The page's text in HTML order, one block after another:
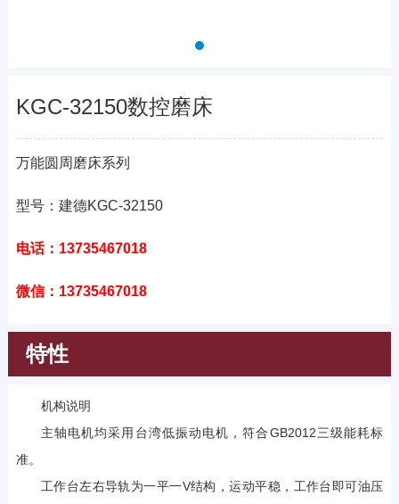
KGC-32150数控磨床
万能圆周磨床系列
型号：建德KGC-32150
电话：13735467018
微信：13735467018
特性
机构说明
主轴电机均采用台湾低振动电机，符合GB2012三级能耗标
准。
工作台左右导轨为一平一V结构，运动平稳，工作台即可油压